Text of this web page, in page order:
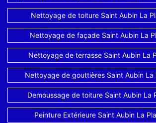
Nettoyage de toiture Saint Aubin La
Nettoyage de façade Saint Aubin La
Nettoyage de terrasse Saint Aubin La
Nettoyage de gouttières Saint Aubin La
Demoussage de toiture Saint Aubin La
Peinture Extérieure Saint Aubin La